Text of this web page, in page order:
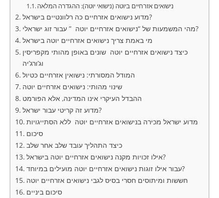
נישואים אזרחיים ביוטה (נישואי יוטה): ההגדרה המלאה
מי באמת צריך נישואים אזרחיים יוטה בישראל
כיצד נישואים אזרחיים יוטה שונים באופן מהותי מקפריסין
וג’ורג’יה
המודל המסורתי: נישואין אזרחיים כטיול
שינוי מהותי: נישואים אזרחיים יוטה
ההבדל העיקרי אינו המדינה, אלא הפורמט
מדוע ישראל מכירה בנישואים אזרחיים יוטה ללא הסתייגויות
סיכום
כיצד התהליך עובד שלב אחר שלב
חששות ומיתוסים חסרי בסיס לגבי נישואים אזרחיים יוטה
סיכום ביניים